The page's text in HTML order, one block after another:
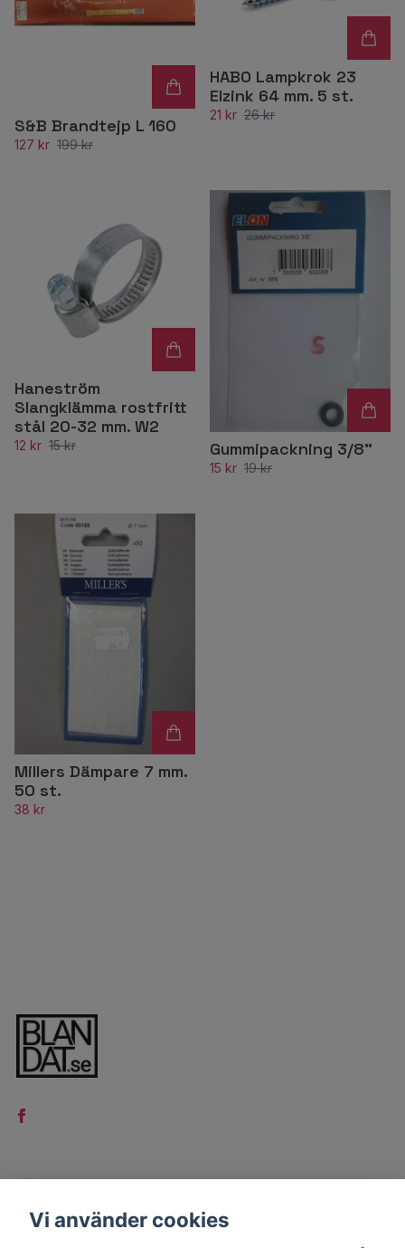
S&B Brandtejp L 160
127 kr 199 kr
HABO Lampkrok 23
Elzink 64 mm. 5 st.
21 kr 26 kr
Haneström
Slangklämma rostfritt
stål 20-32 mm. W2
12 kr 15 kr Gummipackning 3/8”
15 kr 19 kr
Millers Dämpare 7 mm.
50 st.
38 kr
Kontakt
Vi använder cookies